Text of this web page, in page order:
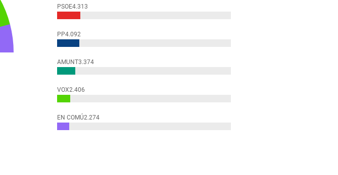
PSOE4.313
PP4.092
AMUNT3.374
VOX2.406
EN COMÚ2.274